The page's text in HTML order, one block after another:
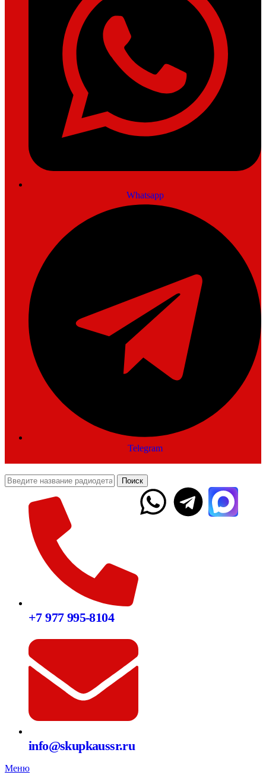
Whatsapp
Telegram
Поиск
+7 977 995-8104
info@skupkaussr.ru
Меню